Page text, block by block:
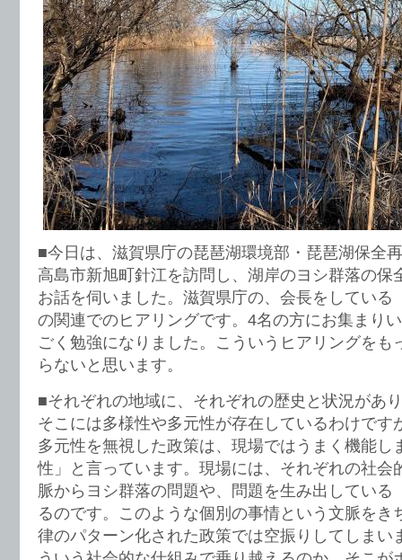
■今日は、滋賀県庁の琵琶湖環境部・琵琶湖保全
高島市新旭町針江を訪問し、湖岸のヨシ群落の保
お話を伺いました。滋賀県庁の、会長をしている
の関連でのヒアリングです。4名の方にお集まり
ごく勉強になりました。こういうヒアリングをも
らないと思います。
■それぞれの地域に、それぞれの歴史と状況があ
そこには多様性や多元性が存在しているわけです
多元性を無視した政策は、現場ではうまく機能し
性」と言っています。現場には、それぞれの社会
脈からヨシ群落の問題や、問題を生み出している
るのです。このような個別の事情という文脈をき
律のパターン化された政策では空振りしてしまい